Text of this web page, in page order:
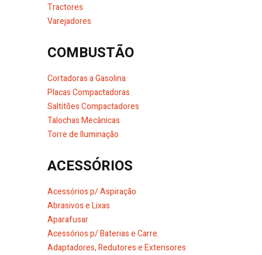
Tractores
Varejadores
COMBUSTÃO
Cortadoras a Gasolina
Placas Compactadoras
Saltitões Compactadores
Talochas Mecânicas
Torre de Iluminação
ACESSÓRIOS
Acessórios p/ Aspiração
Abrasivos e Lixas
Aparafusar
Acessórios p/ Baterias e Carre.
Adaptadores, Redutores e Extensores